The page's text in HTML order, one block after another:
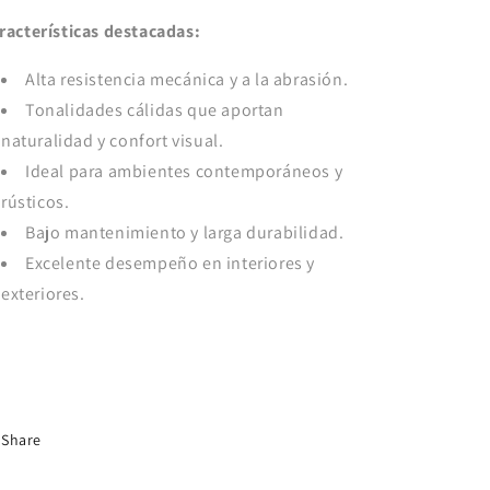
destacadas:
Alta resistencia mecánica y a la abrasión.
Tonalidades cálidas que aportan
naturalidad y confort visual.
Ideal para ambientes contemporáneos y
rústicos.
Bajo mantenimiento y larga durabilidad.
Excelente desempeño en interiores y
exteriores.
Share